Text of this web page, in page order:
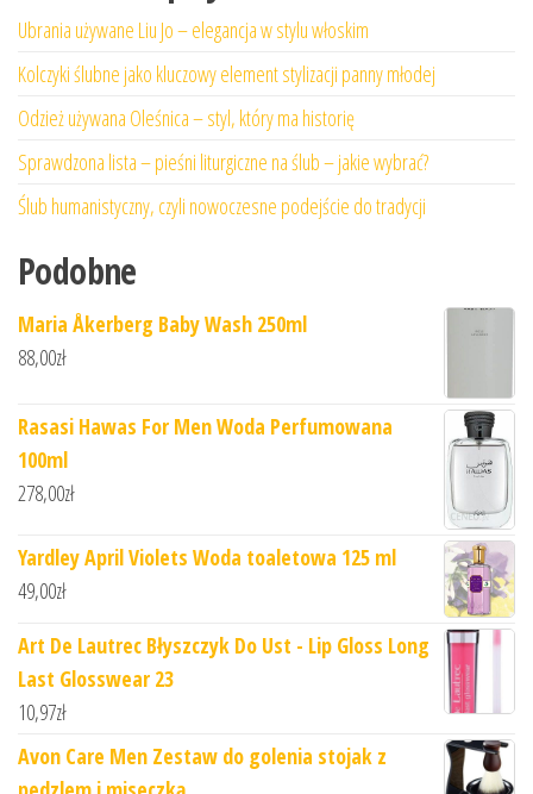
Ubrania używane Liu Jo – elegancja w stylu włoskim
Kolczyki ślubne jako kluczowy element stylizacji panny młodej
Odzież używana Oleśnica – styl, który ma historię
Sprawdzona lista – pieśni liturgiczne na ślub – jakie wybrać?
Ślub humanistyczny, czyli nowoczesne podejście do tradycji
Podobne
Maria Åkerberg Baby Wash 250ml
88,00zł
Rasasi Hawas For Men Woda Perfumowana
100ml
278,00zł
Yardley April Violets Woda toaletowa 125 ml
49,00zł
Art De Lautrec Błyszczyk Do Ust - Lip Gloss Long
Last Glosswear 23
10,97zł
Avon Care Men Zestaw do golenia stojak z